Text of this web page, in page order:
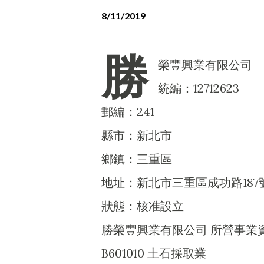
8/11/2019
勝
榮豐興業有限公司
統編：12712623
郵編：241
縣市：新北市
鄉鎮：三重區
地址：新北市三重區成功路187
狀態：核准設立
勝榮豐興業有限公司 所營事業
B601010 土石採取業